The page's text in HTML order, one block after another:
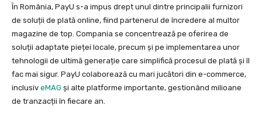
În România, PayU s-a impus drept unul dintre principalii furnizori
de soluții de plată online, fiind partenerul de încredere al multor
magazine de top. Compania se concentrează pe oferirea de
soluții adaptate pieței locale, precum și pe implementarea unor
tehnologii de ultimă generație care simplifică procesul de plată și îl
fac mai sigur. PayU colaborează cu mari jucători din e-commerce,
inclusiv eMAG și alte platforme importante, gestionând milioane
de tranzacții în fiecare an.